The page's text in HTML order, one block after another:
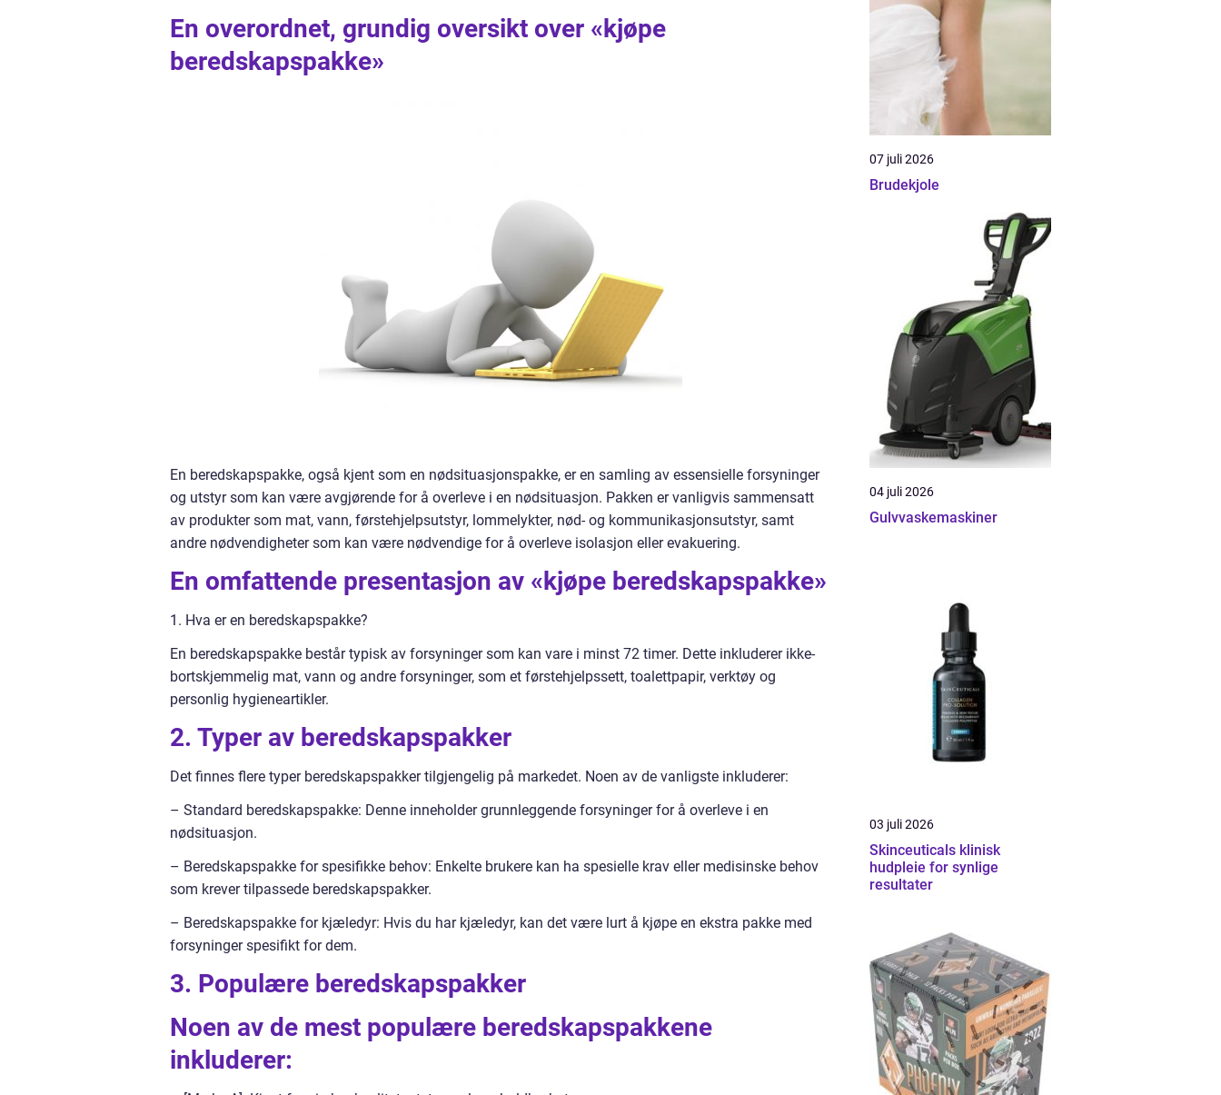
En overordnet, grundig oversikt over «kjøpe
beredskapspakke»
En beredskapspakke, også kjent som en nødsituasjonspakke, er en samling av essensielle forsyninger
og utstyr som kan være avgjørende for å overleve i en nødsituasjon. Pakken er vanligvis sammensatt
av produkter som mat, vann, førstehjelpsutstyr, lommelykter, nød- og kommunikasjonsutstyr, samt
andre nødvendigheter som kan være nødvendige for å overleve isolasjon eller evakuering.
En omfattende presentasjon av «kjøpe beredskapspakke»
1. Hva er en beredskapspakke?
En beredskapspakke består typisk av forsyninger som kan vare i minst 72 timer. Dette inkluderer ikke-
bortskjemmelig mat, vann og andre forsyninger, som et førstehjelpssett, toalettpapir, verktøy og
personlig hygieneartikler.
2. Typer av beredskapspakker
Det finnes flere typer beredskapspakker tilgjengelig på markedet. Noen av de vanligste inkluderer:
– Standard beredskapspakke: Denne inneholder grunnleggende forsyninger for å overleve i en
nødsituasjon.
– Beredskapspakke for spesifikke behov: Enkelte brukere kan ha spesielle krav eller medisinske behov
som krever tilpassede beredskapspakker.
– Beredskapspakke for kjæledyr: Hvis du har kjæledyr, kan det være lurt å kjøpe en ekstra pakke med
forsyninger spesifikt for dem.
3. Populære beredskapspakker
Noen av de mest populære beredskapspakkene
inkluderer:
07 juli 2026
Brudekjole
04 juli 2026
Gulvvaskemaskiner
03 juli 2026
Skinceuticals klinisk
hudpleie for synlige
resultater